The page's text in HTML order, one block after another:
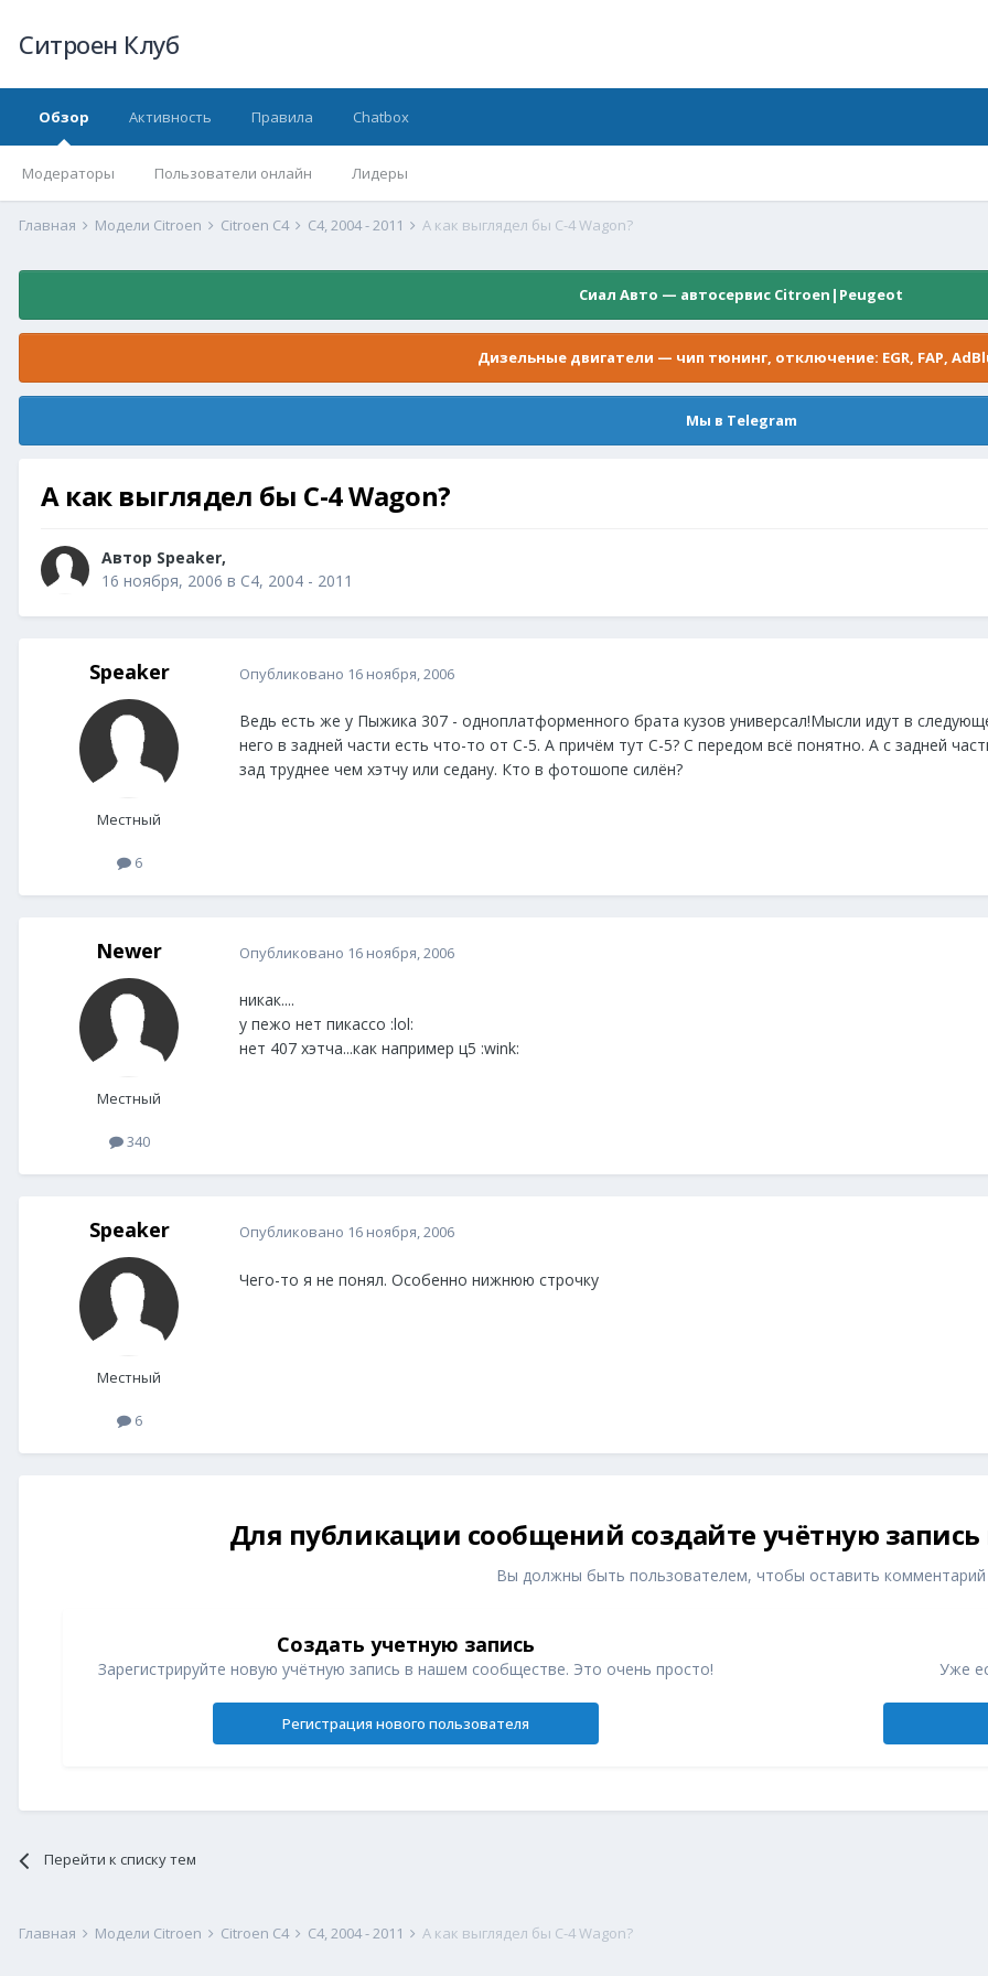
Ситроен Клуб
Обзор
Модераторы Пользователи онлайн Лидеры
Активность Правила Chatbox
Главная Модели Citroen Citroen C4 С4, 2004 - 2011 А как выглядел бы С-4 Wagon?
Сиал Авто — автосервис Citroen|Peugeot
Дизельные двигатели — чип тюнинг, отключение: EGR, FAP,
Мы в Telegram
А как выглядел бы С-4 Wagon?
Автор Speaker,
16 ноября, 2006 в С4, 2004 - 2011
Speaker
Местный
6
Опубликовано 16 ноября, 2006
Ведь есть же у Пыжика 307 - одноплатформенного брата кузов универсал!Мысли идут в
него в задней части есть что-то от С-5. А причём тут С-5? С передом всё понятно. А с задней
зад труднее чем хэтчу или седану. Кто в фотошопе силён?
Newer
Местный
340
Опубликовано 16 ноября, 2006
никак....
у пежо нет пикассо :lol:
нет 407 хэтча...как например ц5 :wink:
Speaker
Местный
6
Опубликовано 16 ноября, 2006
Чего-то я не понял. Особенно нижнюю строчку
Для публикации сообщений создайте учётную запись
Вы должны быть пользователем, чтобы оставить комментарий
Создать учетную запись
Зарегистрируйте новую учётную запись в нашем сообществе. Это очень просто!
Регистрация нового пользователя
Уже
Перейти к списку тем
Главная Модели Citroen Citroen C4 С4, 2004 - 2011 А как выглядел бы С-4 Wagon?